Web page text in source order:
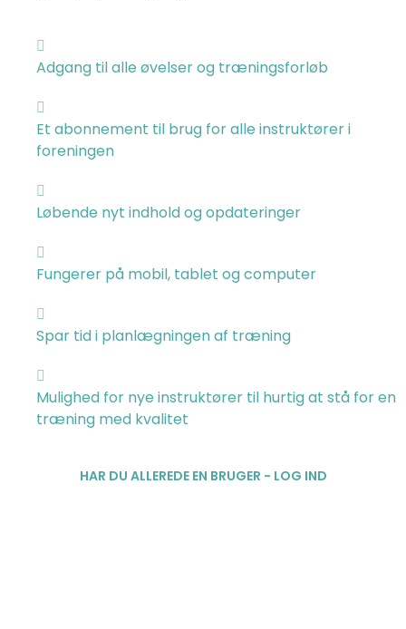
Adgang til alle øvelser og træningsforløb
Et abonnement til brug for alle instruktører i
foreningen
Løbende nyt indhold og opdateringer
Fungerer på mobil, tablet og computer
Spar tid i planlægningen af træning
Mulighed for nye instruktører til hurtig at stå for en
træning med kvalitet
HAR DU ALLEREDE EN BRUGER - LOG IND